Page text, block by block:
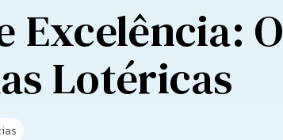
Excelência: O
Lotéricas